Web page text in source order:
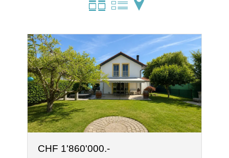
CHF 1'860'000.-